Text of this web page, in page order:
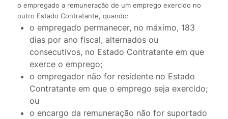
o empregado a remuneração de um emprego exercido no
outro Estado Contratante, quando:
o empregado permanecer, no máximo, 183
dias por ano fiscal, alternados ou
consecutivos, no Estado Contratante em que
exerce o emprego;
o empregador não for residente no Estado
Contratante em que o emprego seja exercido;
ou
o encargo da remuneração não for suportado